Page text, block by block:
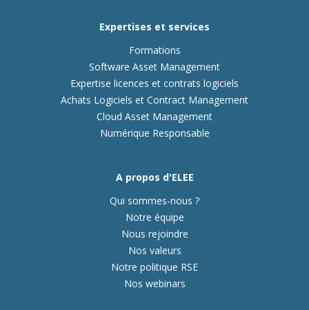
Expertises et services
Formations
Software Asset Management
Expertise licences et contrats logiciels
Achats Logiciels et Contract Management
Cloud Asset Management
Numérique Responsable
A propos d'ELEE
Qui sommes-nous ?
Notre équipe
Nous rejoindre
Nos valeurs
Notre politique RSE
Nos webinars